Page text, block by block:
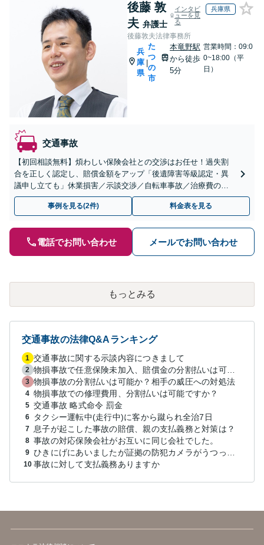
後藤 敦
夫 弁護士
インタビ
ューを見
る
兵庫県
後藤敦夫法律事務所
兵
庫
県
|
た
つ
の
市
本竜野駅
から徒歩
5分
営業時間：09:0
0~18:00（平
日）
交通事故
【初回相談無料】煩わしい保険会社との交渉はお任せ！過失割
合を正しく認定し、賠償金額をアップ「後遺障害等級認定・異
議申し立ても」休業損害／示談交渉／自転車事故／治療費の打
ち切り／物損事故／死亡事故【休日・夜間相談可】【本竜野駅5
事例を見る(2件) 料金表を見る
電話でお問い合わせ メールでお問い合わせ
もっとみる
交通事故の法律Q&Aランキング
1 交通事故に関する示談内容につきまして
2 物損事故で任意保険未加入、賠償金の分割払いは可能か？
3 物損事故の分割払いは可能か？相手の威圧への対処法
4 物損事故での修理費用、分割払いは可能ですか？
5 交通事故 略式命令 罰金
6 タクシー運転中(走行中)に客から蹴られ全治7日
7 息子が起こした事故の賠償、親の支払義務と対策は？
8 事故の対応保険会社がお互いに同じ会社でした。
9
10 事故に対して支払義務ありますか